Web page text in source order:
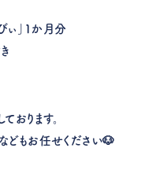
ぃ」1か月分
おります。
どもお任せください🐶